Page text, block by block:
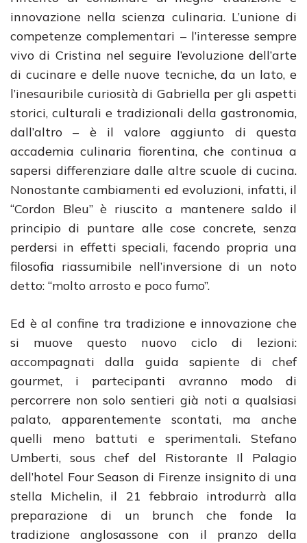
innovazione nella scienza culinaria. L’unione di
competenze complementari – l’interesse sempre
vivo di Cristina nel seguire l’evoluzione dell’arte
di cucinare e delle nuove tecniche, da un lato, e
l’inesauribile curiosità di Gabriella per gli aspetti
storici, culturali e tradizionali della gastronomia,
dall’altro – è il valore aggiunto di questa
accademia culinaria fiorentina, che continua a
sapersi differenziare dalle altre scuole di cucina.
Nonostante cambiamenti ed evoluzioni, infatti, il
“Cordon Bleu” è riuscito a mantenere saldo il
principio di puntare alle cose concrete, senza
perdersi in effetti speciali, facendo propria una
filosofia riassumibile nell’inversione di un noto
detto: “molto arrosto e poco fumo”.
Ed è al confine tra tradizione e innovazione che
si muove questo nuovo ciclo di lezioni:
accompagnati dalla guida sapiente di chef
gourmet, i partecipanti avranno modo di
percorrere non solo sentieri già noti a qualsiasi
palato, apparentemente scontati, ma anche
quelli meno battuti e sperimentali. Stefano
Umberti, sous chef del Ristorante Il Palagio
dell’hotel Four Season di Firenze insignito di una
stella Michelin, il 21 febbraio introdurrà alla
preparazione di un brunch che fonde la
tradizione anglosassone con il pranzo della